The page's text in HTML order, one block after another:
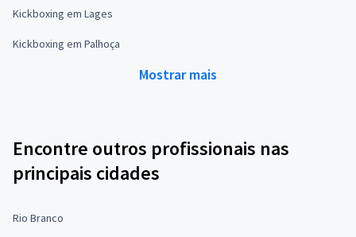
Kickboxing em Lages
Kickboxing em Palhoça
Mostrar mais
Encontre outros profissionais nas
principais cidades
Rio Branco